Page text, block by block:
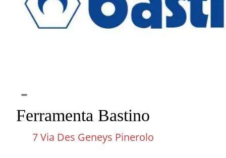
Ferramenta Bastino
7 Via Des Geneys Pinerolo